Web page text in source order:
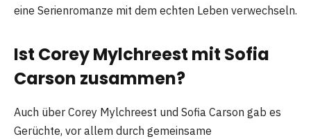
eine Serienromanze mit dem echten Leben verwechseln.
Ist Corey Mylchreest mit Sofia
Carson zusammen?
Auch über Corey Mylchreest und Sofia Carson gab es
Gerüchte, vor allem durch gemeinsame